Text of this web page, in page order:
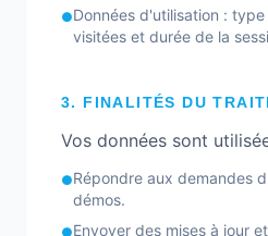
●Données d'utilisation :
visitées et durée de la
3. FINALITÉS DU
Vos données sont
●Répondre aux demandes
démos.
●Envoyer des mises à jour